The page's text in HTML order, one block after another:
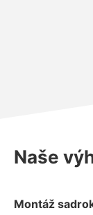
Naše
Montáž